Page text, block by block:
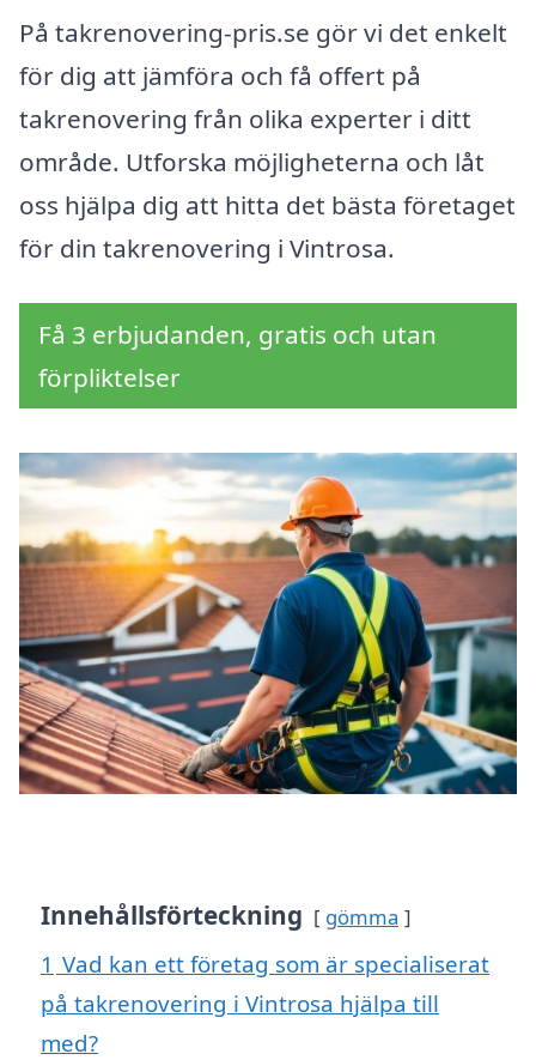
På takrenovering-pris.se gör vi det enkelt
för dig att jämföra och få offert på
takrenovering från olika experter i ditt
område. Utforska möjligheterna och låt
oss hjälpa dig att hitta det bästa företaget
för din takrenovering i Vintrosa.
Få 3 erbjudanden, gratis och utan
förpliktelser
Innehållsförteckning gömma
1 Vad kan ett företag som är specialiserat
på takrenovering i Vintrosa hjälpa till
med?